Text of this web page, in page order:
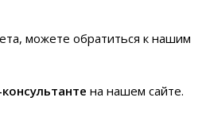
можете обратиться к нашим
на нашем сайте.